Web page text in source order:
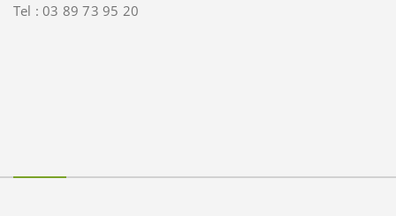
Tel : 03 89 73 95 20